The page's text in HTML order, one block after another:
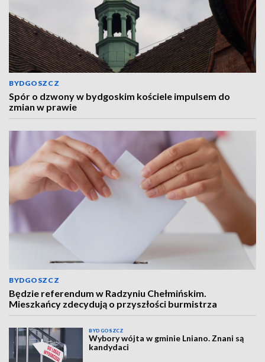
BYDGOSZCZ
Spór o dzwony w bydgoskim kościele impulsem do
zmian w prawie
BYDGOSZCZ
Będzie referendum w Radzyniu Chełmińskim.
Mieszkańcy zdecydują o przyszłości burmistrza
BYDGOSZCZ
Wybory wójta w gminie Lniano. Znani są
kandydaci